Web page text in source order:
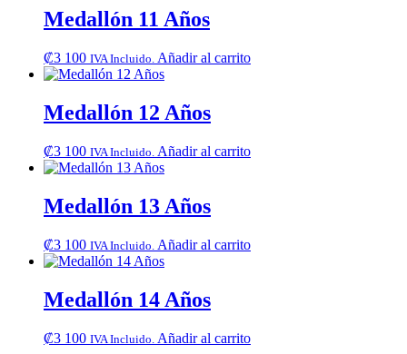
Medallón 11 Años
₡3 100 IVA Incluido. Añadir al carrito
Medallón 12 Años
₡3 100 IVA Incluido. Añadir al carrito
Medallón 13 Años
₡3 100 IVA Incluido. Añadir al carrito
Medallón 14 Años
₡3 100 IVA Incluido. Añadir al carrito